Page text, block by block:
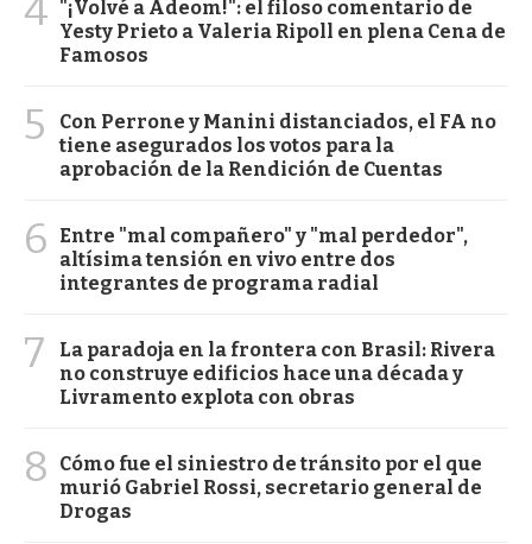
4 "¡Volvé a Adeom!": el filoso comentario de
Yesty Prieto a Valeria Ripoll en plena Cena de
Famosos
5
Con Perrone y Manini distanciados, el FA no
tiene asegurados los votos para la
aprobación de la Rendición de Cuentas
6
Entre "mal compañero" y "mal perdedor",
altísima tensión en vivo entre dos
integrantes de programa radial
7
La paradoja en la frontera con Brasil: Rivera
no construye edificios hace una década y
Livramento explota con obras
8
Cómo fue el siniestro de tránsito por el que
murió Gabriel Rossi, secretario general de
Drogas